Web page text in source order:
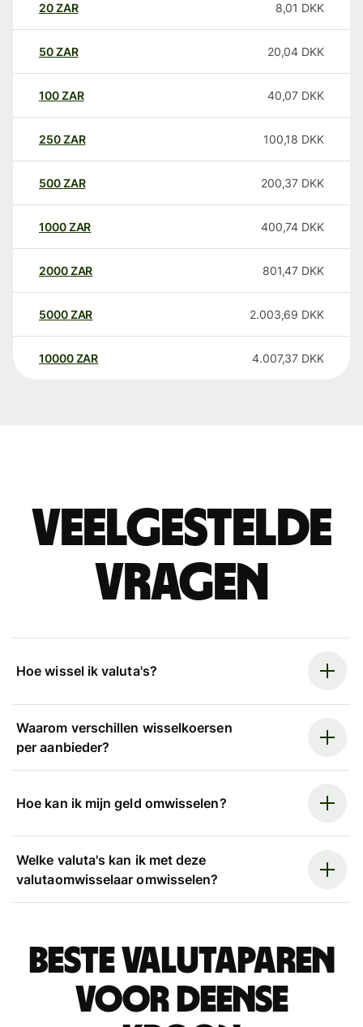
20ZAR 8,01 DKK
50ZAR 20,04 DKK
100ZAR 40,07 DKK
250ZAR 100,18 DKK
500ZAR 200,37 DKK
1000ZAR 400,74 DKK
2000ZAR 801,47 DKK
5000ZAR 2.003,69 DKK
10000 ZAR 4.007,37 DKK
Veelgestelde
vragen
Hoe wissel ik valuta's?
Waarom verschillen wisselkoersen
per aanbieder?
Hoe kan ik mijn geld omwisselen?
Welke valuta's kan ik met deze
valutaomwisselaar omwisselen?
Beste valutaparen
voor Deense